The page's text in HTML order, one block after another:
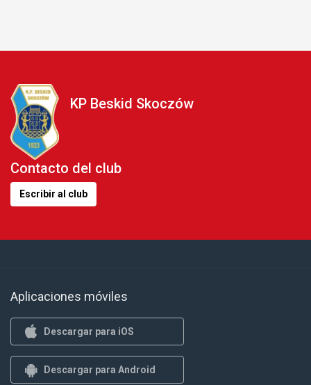
KP Beskid Skoczów
Contacto del club
Escribir al club
Aplicaciones móviles
Descargar para iOS
Descargar para Android